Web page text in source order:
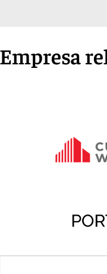
Empresa